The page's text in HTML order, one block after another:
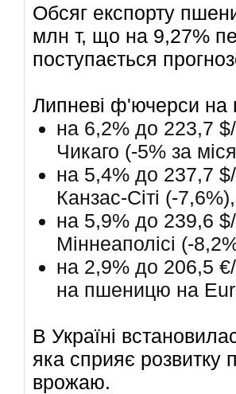
Обсяг експорту
млн т, що на 9,27%
поступається
Липневі ф'ючерси на
на 6,2% до 223,7
Чикаго (-5% за
на 5,4% до 237,7
Канзас-Сіті (-7,6%),
на 5,9% до 239,6
Міннеаполісі (-
на 2,9% до 206,5
на пшеницю на
В Україні
яка сприяє розвитку
врожаю.